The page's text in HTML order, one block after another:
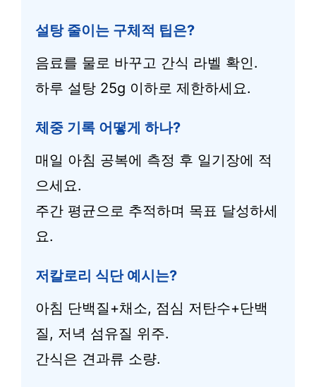
설탕 줄이는 구체적 팁은?
음료를 물로 바꾸고 간식 라벨 확인.
하루 설탕 25g 이하로 제한하세요.
체중 기록 어떻게 하나?
매일 아침 공복에 측정 후 일기장에 적
으세요.
주간 평균으로 추적하며 목표 달성하세
요.
저칼로리 식단 예시는?
아침 단백질+채소, 점심 저탄수+단백
질, 저녁 섬유질 위주.
간식은 견과류 소량.